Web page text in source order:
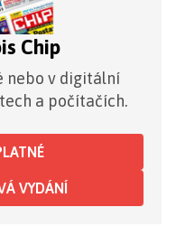
Chip
nebo v digitální
a počítačích.
VYDÁNÍ